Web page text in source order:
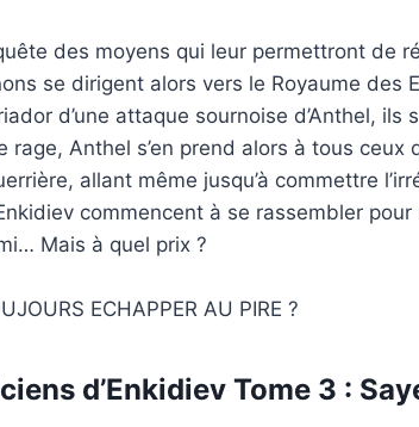
des moyens qui leur permettront de
se dirigent alors vers le Royaume des
d’une attaque sournoise d’Anthel,
rage, Anthel s’en prend alors à tous ceux
allant même jusqu’à commettre
commencent à se rassembler
Mais à quel prix ?
ECHAPPER AU PIRE ?
d’Enkidiev Tome 3 :